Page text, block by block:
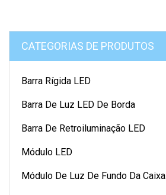
CATEGORIAS DE PRODUTOS
Barra Rígida LED
Barra De Luz LED De Borda
Barra De Retroiluminação LED
Módulo LED
Módulo De Luz De Fundo Da Caixa